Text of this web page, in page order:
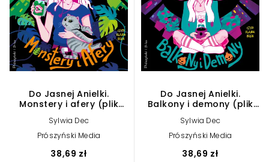
Do Jasnej Anielki.
Monstery i afery (plik
Sylwia Dec
Prószyński Media
38,69 zł
Do Jasnej Anielki.
Balkony i demony (plik
Sylwia Dec
Prószyński Media
38,69 zł